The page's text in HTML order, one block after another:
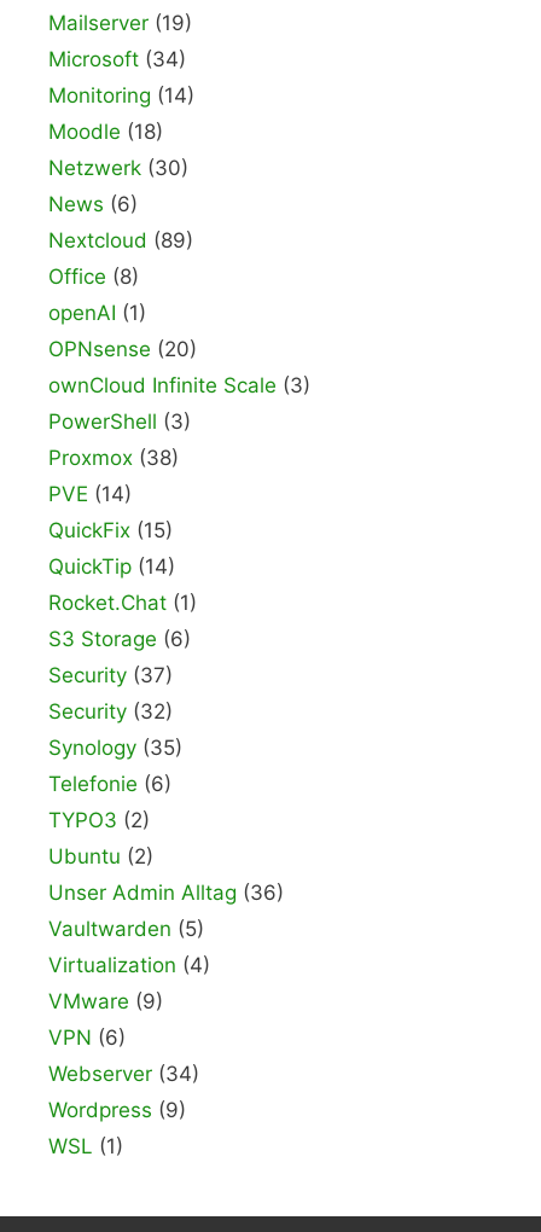
Mailserver (19)
Microsoft (34)
Monitoring (14)
Moodle (18)
Netzwerk (30)
News (6)
Nextcloud (89)
Office (8)
openAI (1)
OPNsense (20)
ownCloud Infinite Scale (3)
PowerShell (3)
Proxmox (38)
PVE (14)
QuickFix (15)
QuickTip (14)
Rocket.Chat (1)
S3 Storage (6)
Security (37)
Security (32)
Synology (35)
Telefonie (6)
TYPO3 (2)
Ubuntu (2)
Unser Admin Alltag (36)
Vaultwarden (5)
Virtualization (4)
VMware (9)
VPN (6)
Webserver (34)
Wordpress (9)
WSL (1)